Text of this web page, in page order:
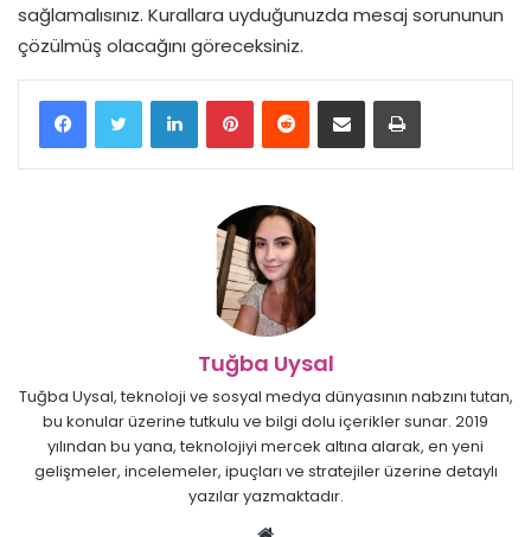
sağlamalısınız. Kurallara uyduğunuzda mesaj sorununun
çözülmüş olacağını göreceksiniz.
LinkedInPinterestReddit E-Posta ile paylaşYazdır
Tuğba Uysal
Tuğba Uysal, teknoloji ve sosyal medya dünyasının nabzını tutan,
bu konular üzerine tutkulu ve bilgi dolu içerikler sunar. 2019
yılından bu yana, teknolojiyi mercek altına alarak, en yeni
gelişmeler, incelemeler, ipuçları ve stratejiler üzerine detaylı
yazılar yazmaktadır.